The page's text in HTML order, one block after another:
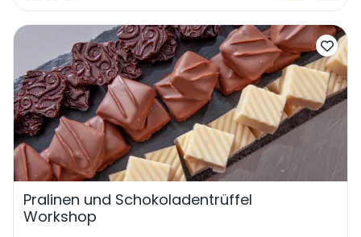
Pralinen und Schokoladentrüffel
Workshop